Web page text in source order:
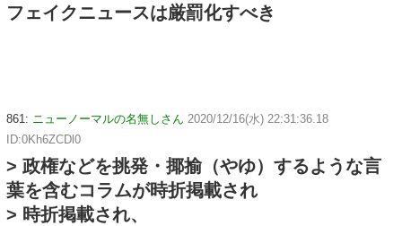
フェイクニュースは厳罰化すべき
861: ニューノーマルの名無しさん 2020/12/16(水) 22:31:36.18
ID:0Kh6ZCDl0
> 政権などを挑発・揶揄（やゆ）するような言
葉を含むコラムが時折掲載され
> 時折掲載され、